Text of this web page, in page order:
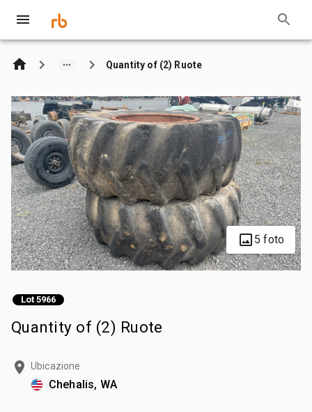
Quantity of (2) Ruote
5 foto
Lot 5966
Quantity of (2) Ruote
Ubicazione
Chehalis, WA